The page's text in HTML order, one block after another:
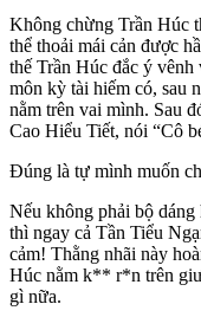
Không chừng Trần Húc
thể thoải mái cản được
thế Trần Húc đắc ý vênh
môn kỳ tài hiếm có, sau
nằm trên vai mình. Sau
Cao Hiểu Tiết, nói “Cô
Đúng là tự mình muốn
Nếu không phải bộ dáng
thì ngay cả Tần Tiểu
cảm! Thằng nhãi này
Húc nằm k** r*n trên
gì nữa.